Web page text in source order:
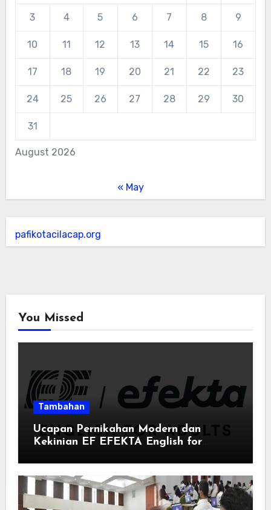
August 2026
3 4 5 6 7 8 9
10 11 12 13 14 15 16
17 18 19 20 21 22 23
24 25 26 27 28 29 30
31
« May
pafikotacilacap.org
You Missed
Tambahan
Ucapan Pernikahan Modern dan
Kekinian EF EFEKTA English for